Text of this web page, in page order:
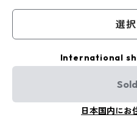
選
International
日本国内にお